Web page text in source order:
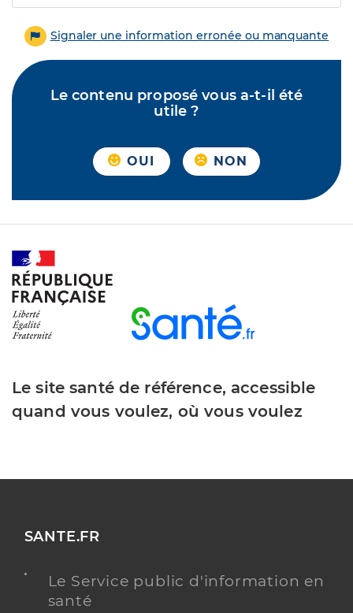
Signaler une information erronée ou manquante
Le contenu proposé vous a-t-il été
utile ?
OUI NON
Le site santé de référence, accessible
quand vous voulez, où vous voulez
SANTE.FR
Le Service public d'information en
santé